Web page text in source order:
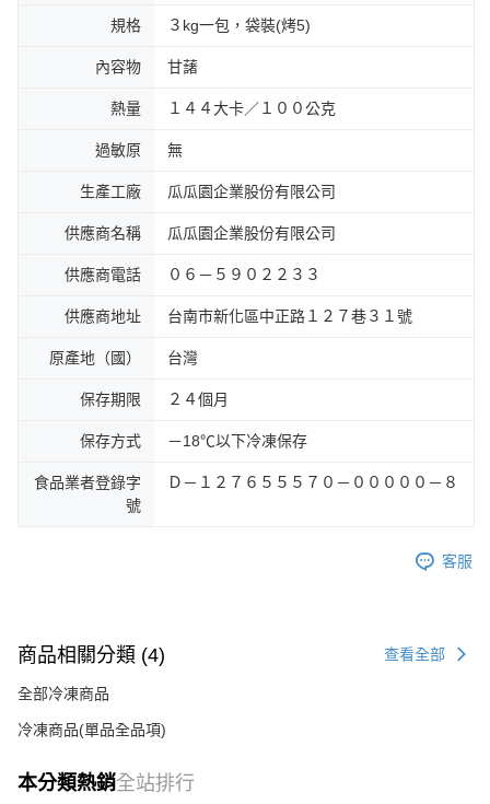
規格 ３kg一包，袋裝(烤5)
內容物 甘藷
熱量 １４４大卡／１００公克
過敏原 無
生產工廠 瓜瓜園企業股份有限公司
供應商名稱 瓜瓜園企業股份有限公司
供應商電話 ０６－５９０２２３３
供應商地址 台南市新化區中正路１２７巷３１號
原產地（國） 台灣
保存期限 ２４個月
保存方式 －18℃以下冷凍保存
食品業者登錄字
號
Ｄ－１２７６５５５７０－０００００－８
客服
商品相關分類 (4) 查看全部
全部冷凍商品
冷凍商品(單品全品項)
本分類熱銷全站排行